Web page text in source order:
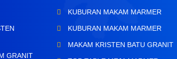
GRANIT
KUBURAN MAKAM MARMER
KUBURAN MAKAM MARMER
MAKAM KRISTEN BATU GRANIT